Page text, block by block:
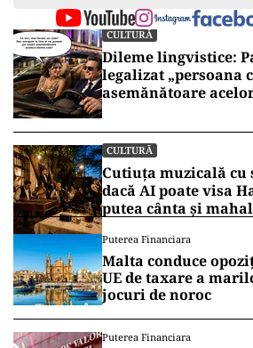
CULTURĂ
Dileme lingvistice:
legalizat „persoana
asemănătoare
CULTURĂ
Cutiuța muzicală cu
dacă AI poate visa
putea cânta și
Puterea Financiara
Malta conduce
UE de taxare a
jocuri de noroc
Puterea Financiara